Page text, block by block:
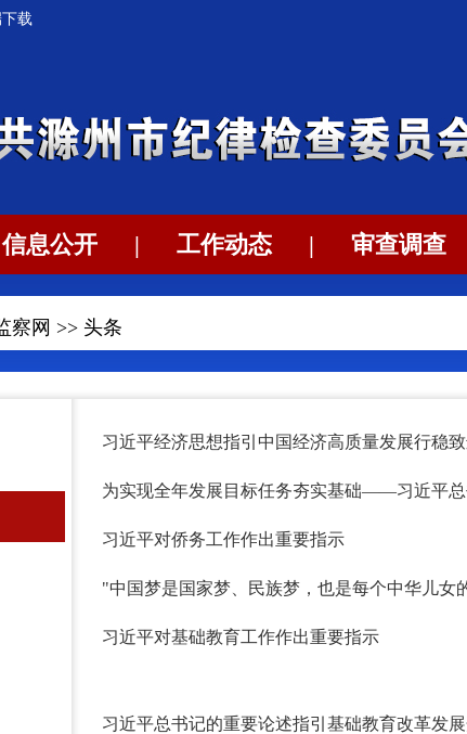
载
信息公开 | 工作动态 | 审查调查
察网 >> 头条
习近平经济思想指引中国经济高质量发展行稳
为实现全年发展目标任务夯实基础——习近平总
习近平对侨务工作作出重要指示
"中国梦是国家梦、民族梦，也是每个中华儿
习近平对基础教育工作作出重要指示
习近平总书记的重要论述指引基础教育改革发